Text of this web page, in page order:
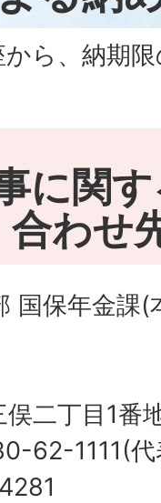
ら、納期
に関
合わせ
国保年金課(
二丁目1番
62-1111(